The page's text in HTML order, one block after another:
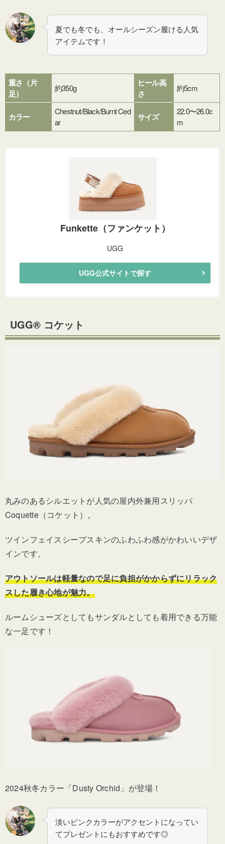
夏でも冬でも、オールシーズン履ける人気
アイテムです！
重さ（片
足）
約350g
ヒール高
さ
約5cm
カラー
Chestnut/Black/Burnt Ced
ar
サイズ
22.0〜26.0c
m
Funkette（ファンケット）
UGG
UGG公式サイトで探す
UGG® コケット
丸みのあるシルエットが人気の屋内外兼用スリッパ
Coquette（コケット）。
ツインフェイスシープスキンのふわふわ感がかわいいデザ
インです。
アウトソールは軽量なので足に負担がかからずにリラック
スした履き心地が魅力。
ルームシューズとしてもサンダルとしても着用できる万能
な一足です！
2024秋冬カラー「Dusty Orchid」が登場！
淡いピンクカラーがアクセントになってい
てプレゼントにもおすすめです◎